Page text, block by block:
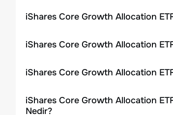
iShares Core Growth Allocation
iShares Core Growth Allocation
iShares Core Growth Allocation
iShares Core Growth Allocation
Nedir?